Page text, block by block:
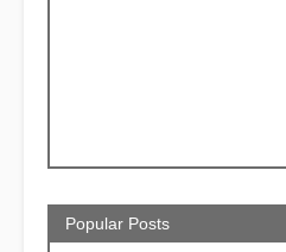
Popular Posts